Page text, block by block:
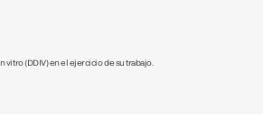
vitro (DDIV) en el ejercicio de su trabajo.